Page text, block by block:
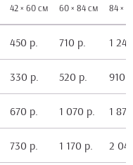
42 × 60 см 60 × 84 см 84 ×
450 р. 710 р. 1
330 р. 520 р. 910
670 р. 1 070 р. 1
730 р. 1 170 р. 2